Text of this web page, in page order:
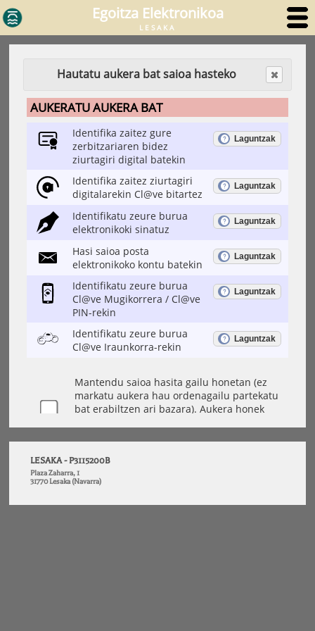
Egoitza Elektronikoa
LESAKA
Hautatu aukera bat saioa hasteko
LESAKA - P3115200B
Plaza Zaharra, 1
31770 Lesaka (Navarra)